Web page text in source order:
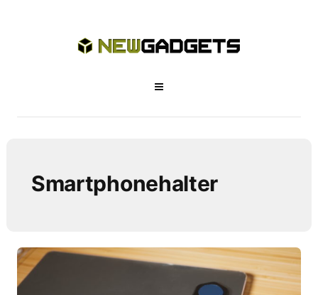
Smartphonehalter